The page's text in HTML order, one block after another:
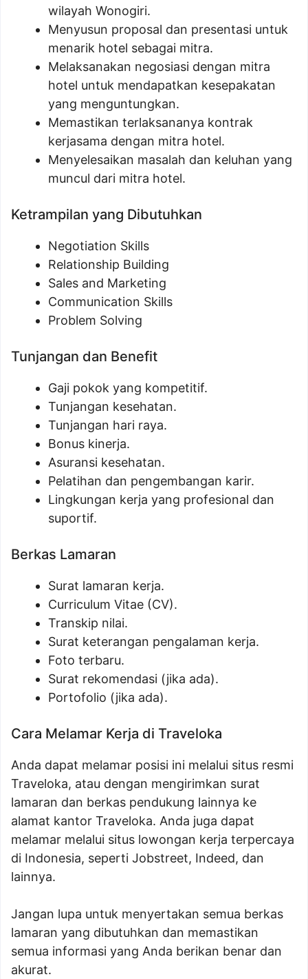
wilayah Wonogiri.
Menyusun proposal dan presentasi untuk
menarik hotel sebagai mitra.
Melaksanakan negosiasi dengan mitra
hotel untuk mendapatkan kesepakatan
yang menguntungkan.
Memastikan terlaksananya kontrak
kerjasama dengan mitra hotel.
Menyelesaikan masalah dan keluhan yang
muncul dari mitra hotel.
Ketrampilan yang Dibutuhkan
Negotiation Skills
Relationship Building
Sales and Marketing
Communication Skills
Problem Solving
Tunjangan dan Benefit
Gaji pokok yang kompetitif.
Tunjangan kesehatan.
Tunjangan hari raya.
Bonus kinerja.
Asuransi kesehatan.
Pelatihan dan pengembangan karir.
Lingkungan kerja yang profesional dan
suportif.
Berkas Lamaran
Surat lamaran kerja.
Curriculum Vitae (CV).
Transkip nilai.
Surat keterangan pengalaman kerja.
Foto terbaru.
Surat rekomendasi (jika ada).
Portofolio (jika ada).
Cara Melamar Kerja di Traveloka
Anda dapat melamar posisi ini melalui situs resmi
Traveloka, atau dengan mengirimkan surat
lamaran dan berkas pendukung lainnya ke
alamat kantor Traveloka. Anda juga dapat
melamar melalui situs lowongan kerja terpercaya
di Indonesia, seperti Jobstreet, Indeed, dan
lainnya.
Jangan lupa untuk menyertakan semua berkas
lamaran yang dibutuhkan dan memastikan
semua informasi yang Anda berikan benar dan
akurat.